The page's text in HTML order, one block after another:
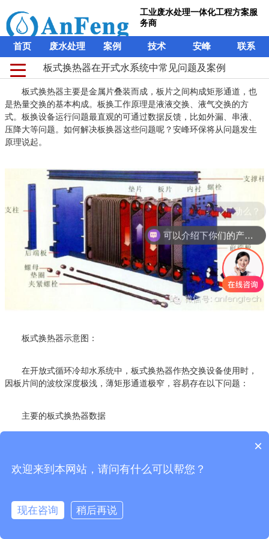
工业废水处理一体化工程方案服
务商
首页 废水处理 案例 技术 安峰 联系
板式换热器在开式水系统中常见问题及案例
板式换热器主要是金属片叠装而成，板片之间构成矩形通道，也
是热量交换的基本构成。板换工作原理是液液交换、液气交换的方
式。板换设备运行问题最直观的可通过数据反馈，比如外漏、串液、
压降大等问题。如何解决板换器这些问题呢？安峰环保将从问题发生
原理说起。
板式换热器示意图：
在开放式循环冷却水系统中，板式换热器作热交换设备使用时，
因板片间的波纹深度极浅，薄矩形通道极窄，容易存在以下问题：
主要的板式换热器数据
可以介绍下你们的产品么？
现在有优惠活动么？
×
欢迎来到本网站，请问有什么可以帮您？
现在咨询 稍后再说